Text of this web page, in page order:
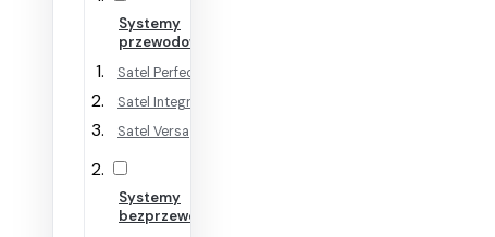
Systemy
przewodowe
Satel Perfecta
Satel Integra
Satel Versa
Systemy
bezprzewodowe